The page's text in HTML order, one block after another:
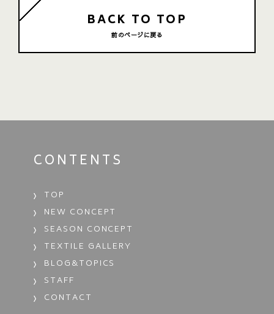
BACK TO TOP
前のページに戻る
CONTENTS
TOP
NEW CONCEPT
SEASON CONCEPT
TEXTILE GALLERY
BLOG&TOPICS
STAFF
CONTACT